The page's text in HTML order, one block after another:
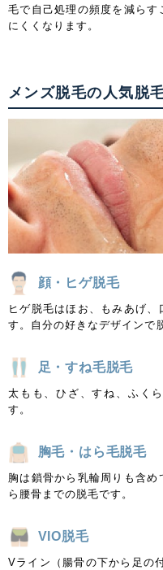
毛で自己処理の頻度を減らす
にくくなります。
メンズ脱毛の人気脱
顔・ヒゲ脱毛
ヒゲ脱毛はほお、もみあげ
す。自分の好きなデザインで
足・すね毛脱毛
太もも、ひざ、すね、ふく
す。
胸毛・はら毛脱毛
胸は鎖骨から乳輪周りも含
ら腰骨までの脱毛です。
VIO脱毛
Vライン（腸骨の下から足の